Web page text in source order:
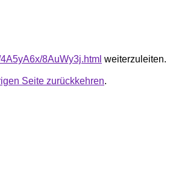
8AuWy3j.html weiterzuleiten.
Seite zurückkehren.